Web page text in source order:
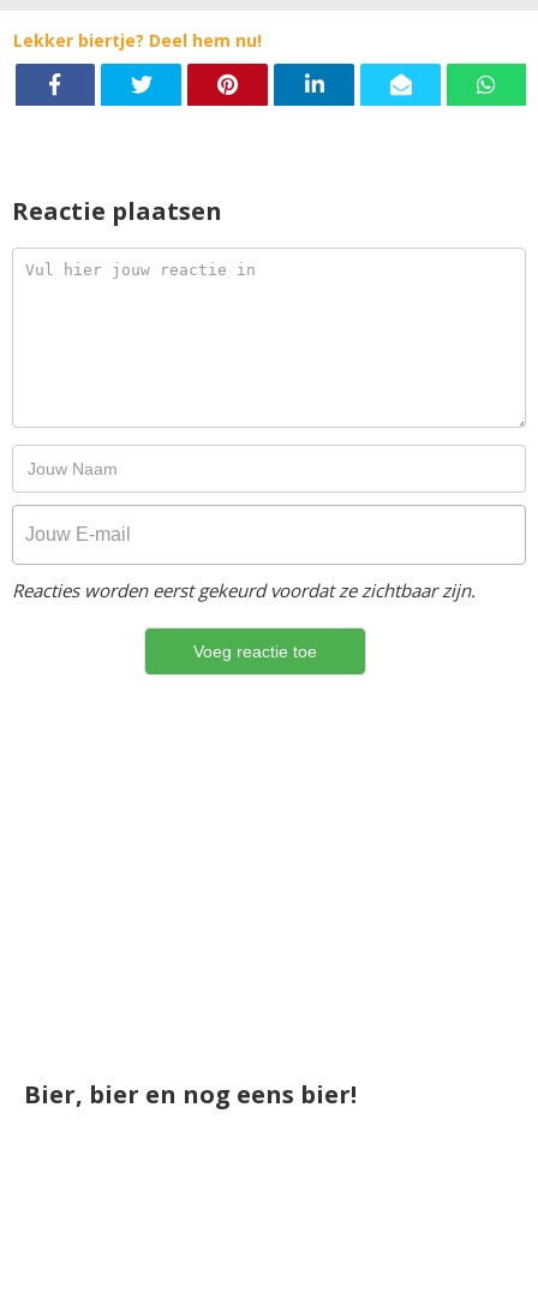
Lekker biertje? Deel hem nu!
Reactie plaatsen
Reacties worden eerst gekeurd voordat ze zichtbaar zijn.
Bier, bier en nog eens bier!